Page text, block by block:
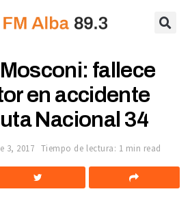
fallece
en accidente
Nacional 34
3, 2017 Tiempo de lectura: 1 min read